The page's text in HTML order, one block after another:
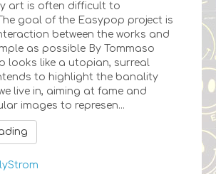
art is often difficult to
goal of the Easypop project is
between the works and
as possible By Tommaso
looks like a utopian, surreal
to highlight the banality
live in, aiming at fame and
images to represen...